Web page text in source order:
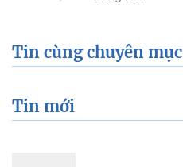
Tin cùng chuyên mục
Tin mới